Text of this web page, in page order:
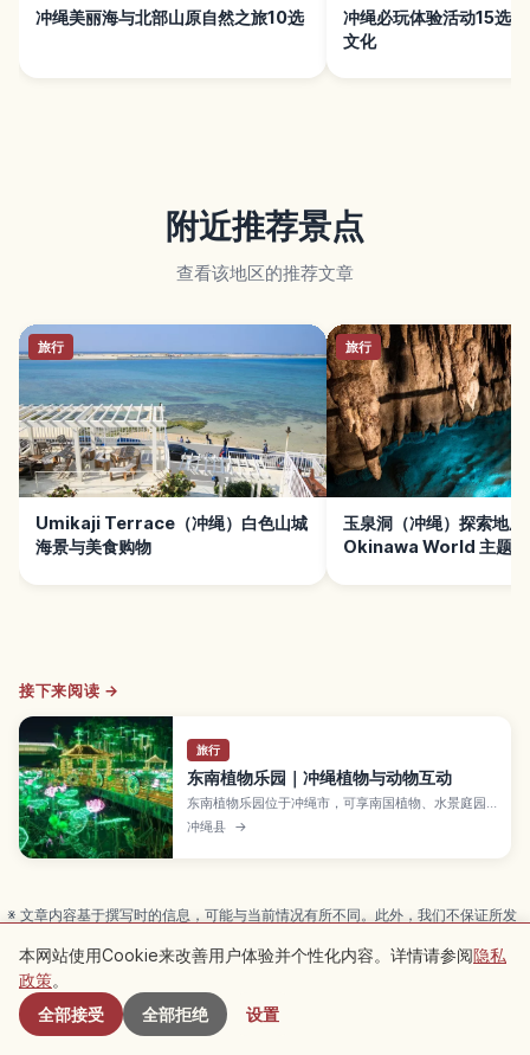
冲绳美丽海与北部山原自然之旅10选
冲绳必玩体验活动15选
文化
附近推荐景点
查看该地区的推荐文章
旅行
Umikaji Terrace（冲绳）白色山城
海景与美食购物
旅行
玉泉洞（冲绳）探索地底
Okinawa World 主题
接下来阅读 →
旅行
东南植物乐园｜冲绳植物与动物互动
东南植物乐园位于冲绳市，可享南国植物、水景庭园
与动物互动。介绍椰林、水上庭园、季节植物与体验
项目。
冲绳县 →
※ 文章内容基于撰写时的信息，可能与当前情况有所不同。此外，我们不保证所发
广告
本文可能包含广告（联盟链接），通过链接完成预订时本站可能获得佣
金。
附近景点
本网站使用Cookie来改善用户体验并个性化内容。详情请参阅隐私
政策。
全部接受
全部拒绝 设置